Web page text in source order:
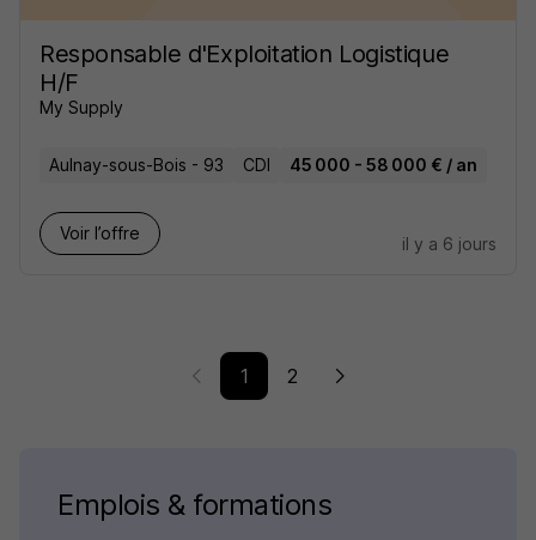
Responsable d'Exploitation Logistique
H/F
My Supply
Aulnay-sous-Bois - 93 CDI 45 000 - 58 000 € / an
Voir l’offre
il y a 6 jours
1 2
Emplois & formations